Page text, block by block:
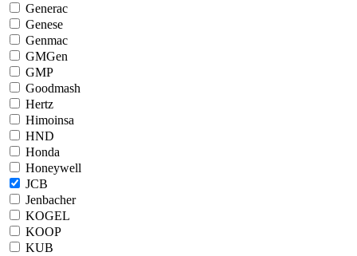
Generac
Genese
Genmac
GMGen
GMP
Goodmash
Hertz
Himoinsa
HND
Honda
Honeywell
JCB
Jenbacher
KOGEL
KOOP
KUB